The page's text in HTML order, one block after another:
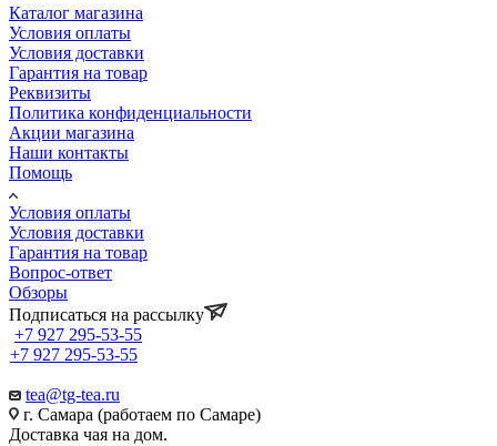
Каталог магазина
Условия оплаты
Условия доставки
Гарантия на товар
Реквизиты
Политика конфиденциальности
Акции магазина
Наши контакты
Помощь
Условия оплаты
Условия доставки
Гарантия на товар
Вопрос-ответ
Обзоры
Подписаться на рассылку
+7 927 295-53-55
+7 927 295-53-55
tea@tg-tea.ru
г. Самара (работаем по Самаре)
Доставка чая на дом.